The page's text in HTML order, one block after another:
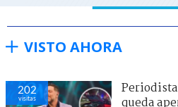
VISTO AHORA
202
visitas
queda